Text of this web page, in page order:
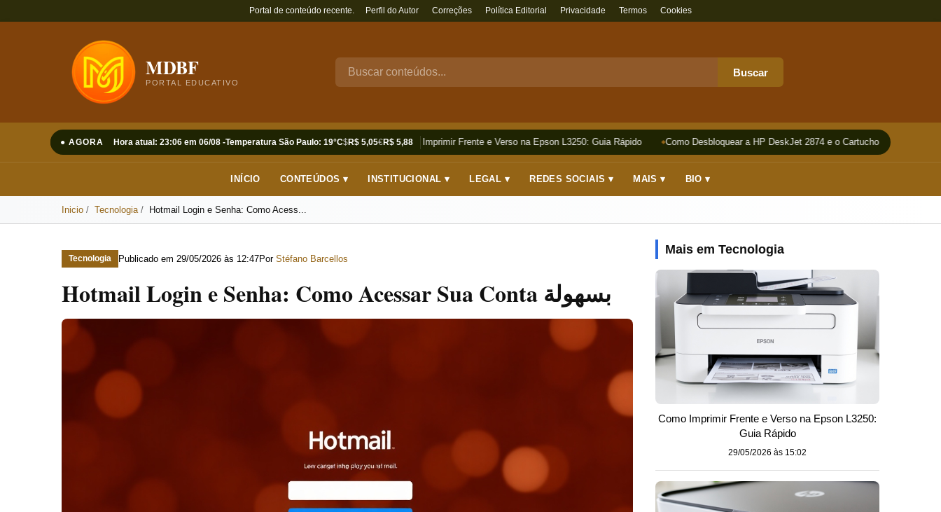
Portal de conteúdo recente. Perfil do Autor Correções Política Editorial Privacidade Termos Cookies
MDBF
PORTAL EDUCATIVO
Buscar
● AGORA Hora atual: 23:06 em 06/08 -Temperatura São Paulo: 19°C$R$ 5,05€R$ 5,88
Como Imprimir Frente e Verso na Epson L3250: Guia Rápido Como Desbloquear a HP DeskJet 2874 e o Cartucho
INÍCIO CONTEÚDOS ▾ INSTITUCIONAL ▾ LEGAL ▾ REDES SOCIAIS ▾ MAIS ▾ BIO ▾
Inicio Tecnologia Hotmail Login e Senha: Como Acess...
Tecnologia Publicado em 29/05/2026 às 12:47Por Stéfano Barcellos
Hotmail Login e Senha: Como Acessar Sua Conta بسهولة
Mais em Tecnologia
Como Imprimir Frente e Verso na Epson L3250:
Guia Rápido
29/05/2026 às 15:02